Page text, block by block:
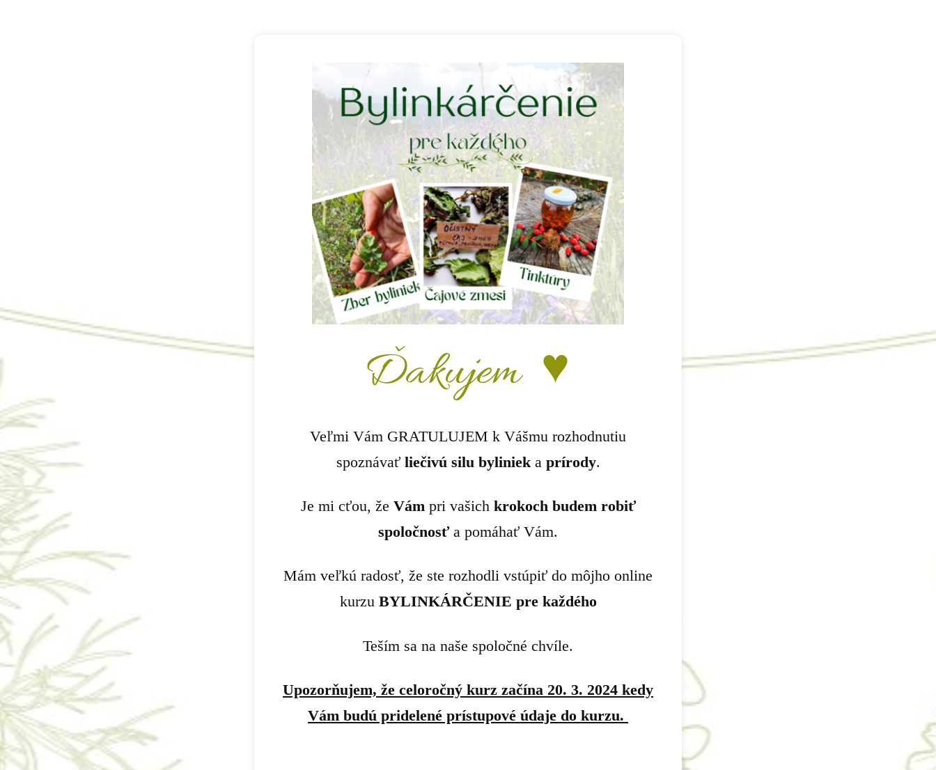
Ďakujem ♥
Veľmi Vám GRATULUJEM k Vášmu rozhodnutiu
spoznávať liečivú silu bylinieka prírody.
Je mi cťou, že Vám pri vašich krokoch budem robiť
spoločnosťa pomáhať Vám.
Mám veľkú radosť, že ste rozhodli vstúpiť do môjho online
kurzu BYLINKÁRČENIE pre každého
Teším sa na naše spoločné chvíle.
Upozorňujem, že celoročný kurz začína 20. 3. 2024 kedy
Vám budú pridelené prístupové údaje do kurzu.